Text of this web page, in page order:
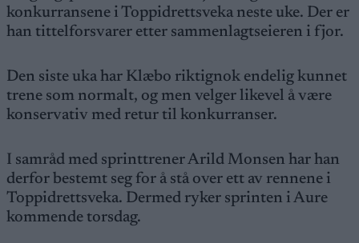
konkurransene i Toppidrettsveka neste uke. Der er
han tittelforsvarer etter sammenlagtseieren i fjor.
Den siste uka har Klæbo riktignok endelig kunnet
trene som normalt, og men velger likevel å være
konservativ med retur til konkurranser.
I samråd med sprinttrener Arild Monsen har han
derfor bestemt seg for å stå over ett av rennene i
Toppidrettsveka. Dermed ryker sprinten i Aure
kommende torsdag.